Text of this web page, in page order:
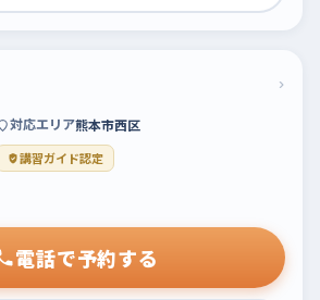
›
対応エリア熊本市西区
講習ガイド認定
電話で予約する